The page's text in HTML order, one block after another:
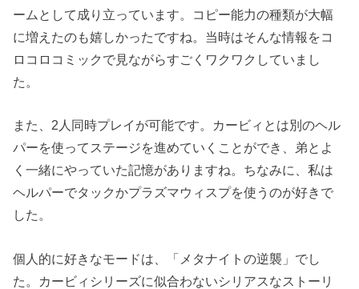
ームとして成り立っています。コピー能力の種類が大幅
に増えたのも嬉しかったですね。当時はそんな情報をコ
ロコロコミックで見ながらすごくワクワクしていまし
た。
また、2人同時プレイが可能です。カービィとは別のヘル
パーを使ってステージを進めていくことができ、弟とよ
く一緒にやっていた記憶がありますね。ちなみに、私は
ヘルパーでタックかプラズマウィスプを使うのが好きで
した。
個人的に好きなモードは、「メタナイトの逆襲」でし
た。カービィシリーズに似合わないシリアスなストーリ